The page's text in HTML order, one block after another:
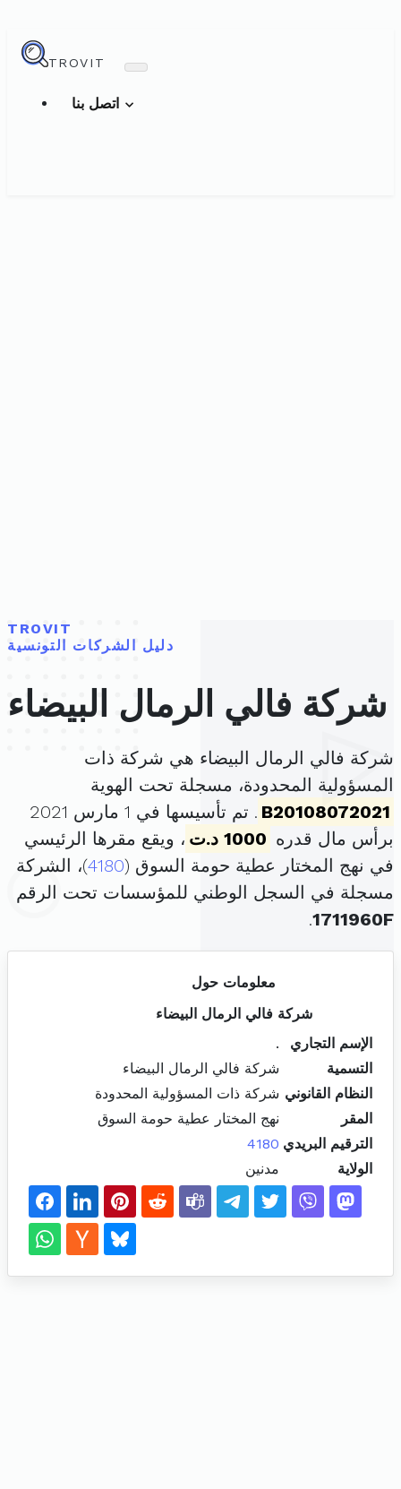
TROVIT
TROVIT
دليل الشركات التونسية
شركة فالي الرمال البيضاء
شركة فالي الرمال البيضاء هي شركة ذات
المسؤولية المحدودة، مسجلة تحت الهوية
B20108072021
. تم تأسيسها في 1 مارس 2021
برأس مال قدره 1000 د.ت
، ويقع مقرها الرئيسي
في نهج المختار عطية حومة السوق (4180)، الشركة
مسجلة في السجل الوطني للمؤسسات تحت الرقم
1711960F
.
معلومات حول
شركة فالي الرمال البيضاء
الإسم التجاري
.
التسمية
شركة فالي الرمال البيضاء
النظام القانوني شركة ذات المسؤولية المحدودة
المقر
نهج المختار عطية حومة السوق
الترقيم البريدي 4180
الولاية
مدنين